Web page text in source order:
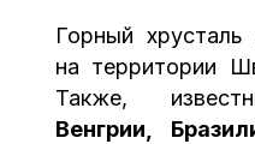
Горный
на территории
Также,
Венгрии,